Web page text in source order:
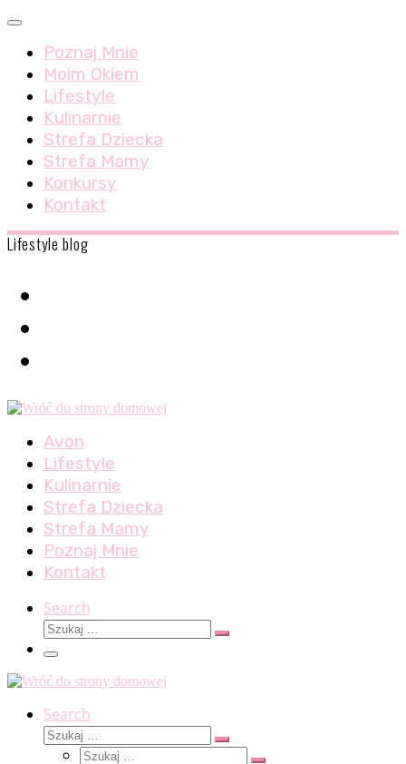
Skip
content
Menu
Poznaj Mnie
Moim Okiem
Lifestyle
Kulinarnie
Strefa Dziecka
Strefa Mamy
Konkursy
Kontakt
Lifestyle blog
Avon
Lifestyle
Kulinarnie
Strefa Dziecka
Strefa Mamy
Poznaj Mnie
Kontakt
Search
Szukaj
Szukaj
Menu
Search
Szukaj
Szukaj
Szukaj